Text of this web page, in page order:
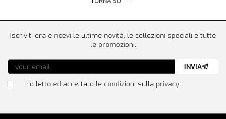
Iscriviti ora e ricevi le ultime novità, le collezioni speciali e tutte
le promozioni.
Ho letto ed accettato le condizioni sulla privacy.
INVIA